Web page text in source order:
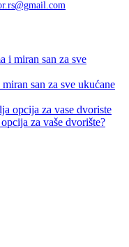
san za sve ukućane
za vaše dvorište?